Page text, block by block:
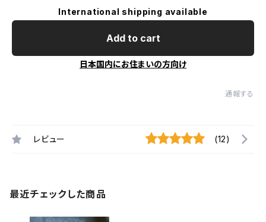
International shipping available
Add to cart
日本国内にお住まいの方向け
通報する
レビュー (12)
最近チェックした商品